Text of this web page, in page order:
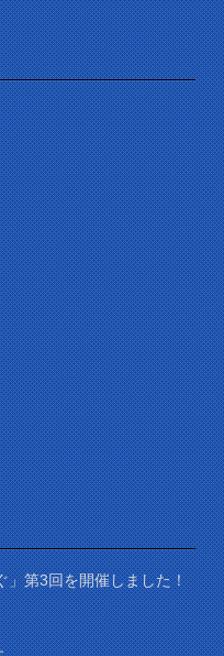
」第3回を開催しました！